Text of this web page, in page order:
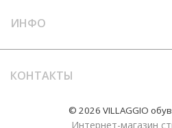
ИНФО
КОНТАКТЫ
© 2026 VILLAGGIO
Интернет-магазин